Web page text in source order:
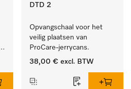
DTD 2
Opvangschaal voor het
veilig plaatsen van
ProCare-jerrycans.
38,00 € excl. BTW